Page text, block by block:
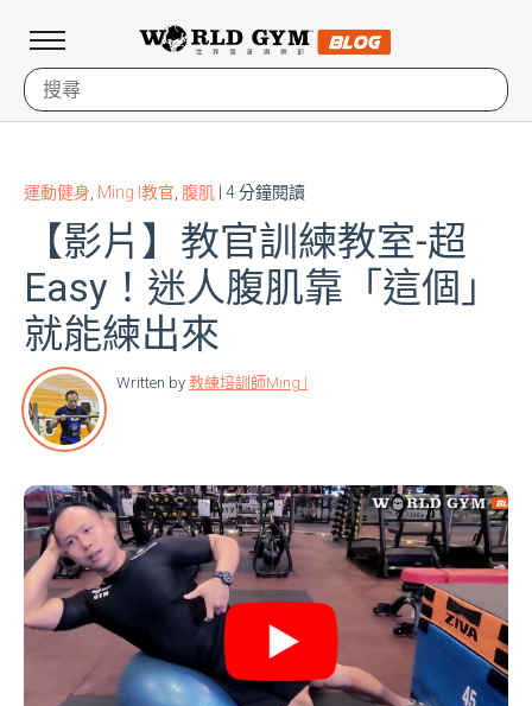
運動健身 Ming I教官 腹肌 | 4 分鐘閱讀
【影片】教官訓練教室-超
Easy！迷人腹肌靠「這個」
就能練出來
Written by 教練培訓師Ming I